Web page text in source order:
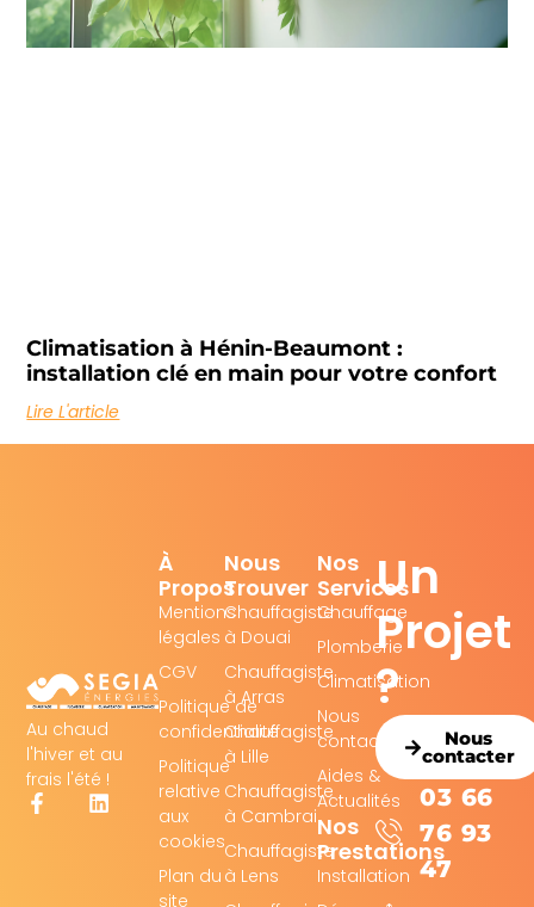
Climatisation à Hénin-Beaumont :
installation clé en main pour votre confort
Lire L'article
Nos
Services
Chauffage
Plomberie
Climatisation
Nous
contacter
Aides &
Actualités
Nos
Prestations
Installation
Au chaud
l'hiver et au
frais l'été !
Nous
Trouver
Chauffagiste
à Douai
Chauffagiste
à Arras
Chauffagiste
à Lille
Chauffagiste
à Cambrai
Chauffagiste
à Lens
À
Propos
Mentions
légales
CGV
Politique de
confidentialité
Politique
relative
aux
cookies
Plan du
site
Un
Projet
?
Nous
contacter
03 66
76 93
47